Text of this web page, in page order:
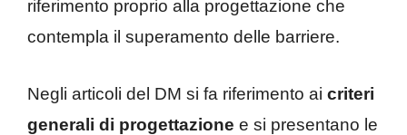
riferimento proprio alla progettazione che
contempla il superamento delle barriere.
Negli articoli del DM si fa riferimento ai criteri
generali di progettazione e si presentano le